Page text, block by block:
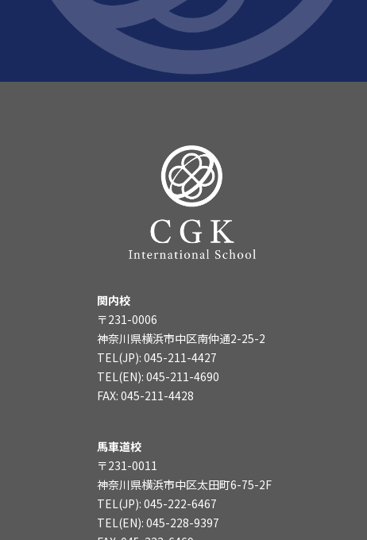
関内校
〒231-0006
神奈川県横浜市中区南仲通2-25-2
TEL(JP): 045-211-4427
TEL(EN): 045-211-4690
FAX: 045-211-4428
馬車道校
〒231-0011
神奈川県横浜市中区太田町6-75-2F
TEL(JP): 045-222-6467
TEL(EN): 045-228-9397